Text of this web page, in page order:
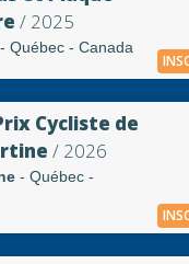
/ 2025
- Québec - Canada
Cycliste de
/ 2026
- Québec -